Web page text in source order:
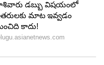
అవును కొరటాల
ఈసినిమా రికార్డ్
బాహుబలి రికార్డ్స్ ను
హ్యాట్రిక్ ఫెయిల్యూర్స్